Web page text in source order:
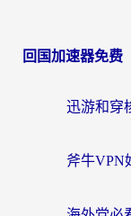
回国加速器免费